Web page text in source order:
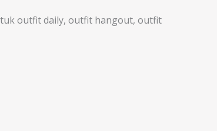
outfit daily, outfit hangout, outfit